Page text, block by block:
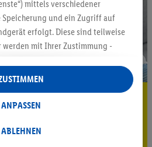
sparen³²ᵃ
mittels verschiedener
Speicherung und ein Zugriff auf
erfolgt. Diese sind teilweise
mit Ihrer Zustimmung -
mit dem IAB TCF
personalisierte Werbung
Werbung werden
ABLEHNEN
ANPASSEN